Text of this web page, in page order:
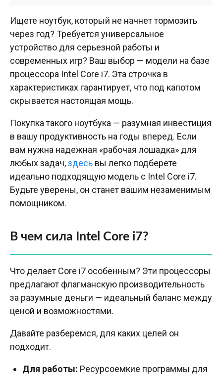
Ищете ноутбук, который не начнет тормозить
через год? Требуется универсальное
устройство для серьезной работы и
современных игр? Ваш выбор — модели на базе
процессора Intel Core i7. Эта строчка в
характеристиках гарантирует, что под капотом
скрывается настоящая мощь.
Покупка такого ноутбука — разумная инвестиция
в вашу продуктивность на годы вперед. Если
вам нужна надежная «рабочая лошадка» для
любых задач,здесь вы легко подберете
идеально подходящую модель с Intel Core i7.
Будьте уверены, он станет вашим незаменимым
помощником.
В чем сила Intel Core i7?
Что делает Core i7 особенным? Эти процессоры
предлагают флагманскую производительность
за разумные деньги — идеальный баланс между
ценой и возможностями.
Давайте разберемся, для каких целей он
подходит.
Для работы: Ресурсоемкие программы для